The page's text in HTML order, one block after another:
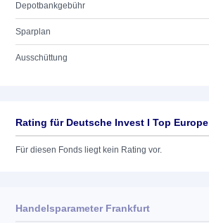
Depotbankgebühr
Sparplan
Ausschüttung
Rating für Deutsche Invest I Top Europe
Für diesen Fonds liegt kein Rating vor.
Handelsparameter Frankfurt